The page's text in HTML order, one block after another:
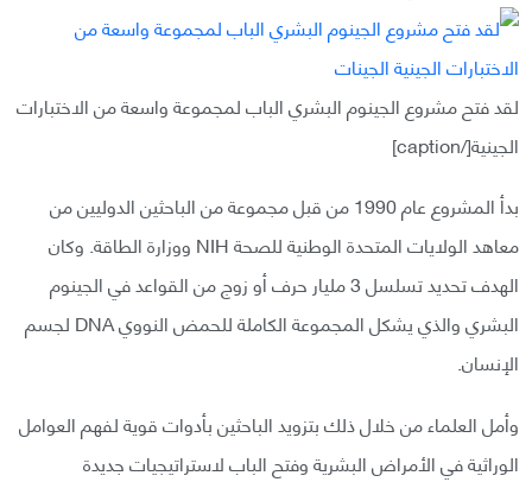
لقد فتح مشروع الجينوم البشري الباب لمجموعة واسعة من الاختبارات
الجينية[/caption]
بدأ المشروع عام 1990 من قبل مجموعة من الباحثين الدوليين من
معاهد الولايات المتحدة الوطنية للصحة NIH ووزارة الطاقة. وكان
الهدف تحديد تسلسل 3 مليار حرف أو زوج من القواعد في الجينوم
البشري والذي يشكل المجموعة الكاملة للحمض النووي DNA لجسم
الإنسان.
وأمل العلماء من خلال ذلك بتزويد الباحثين بأدوات قوية لفهم العوامل
الوراثية في الأمراض البشرية وفتح الباب لاستراتيجيات جديدة